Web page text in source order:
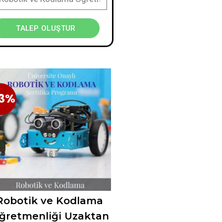
TALEP OLUŞTUR
ve Kodlama
Uzaktan